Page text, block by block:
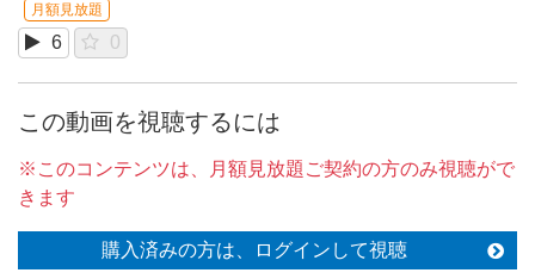
月額見放題
6 0
この動画を視聴するには
※このコンテンツは、月額見放題ご契約の方のみ視聴がで
きます
購入済みの方は、ログインして視聴